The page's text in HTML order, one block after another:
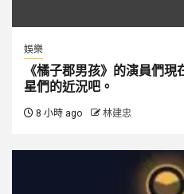
娛樂
《橘子郡男孩》的演員們
星們的近況吧。
8 小時 ago 林建忠